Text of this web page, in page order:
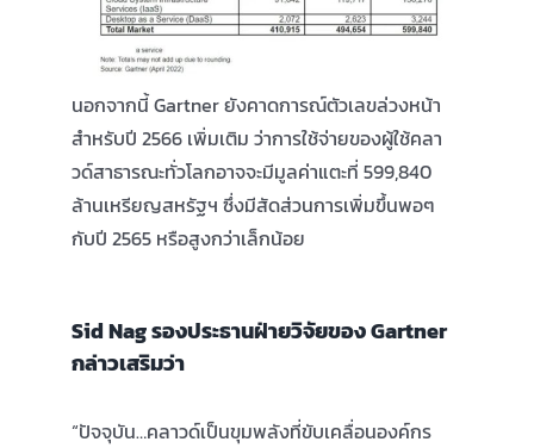
นอกจากนี้ Gartner ยังคาดการณ์ตัวเลขล่วงหน้า
สำหรับปี 2566 เพิ่มเติม ว่าการใช้จ่ายของผู้ใช้คลา
วด์สาธารณะทั่วโลกอาจจะมีมูลค่าแตะที่ 599,840
ล้านเหรียญสหรัฐฯ ซึ่งมีสัดส่วนการเพิ่มขึ้นพอๆ
กับปี 2565 หรือสูงกว่าเล็กน้อย
Sid Nag รองประธานฝ่ายวิจัยของ Gartner
กล่าวเสริมว่า
“ปัจจุบัน…คลาวด์เป็นขุมพลังที่ขับเคลื่อนองค์กร